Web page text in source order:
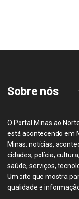
Sobre nós
O Portal Minas ao
está acontecendo em
Minas: notícias,
cidades, polícia,
saúde, serviços,
Um site que mostra
qualidade e